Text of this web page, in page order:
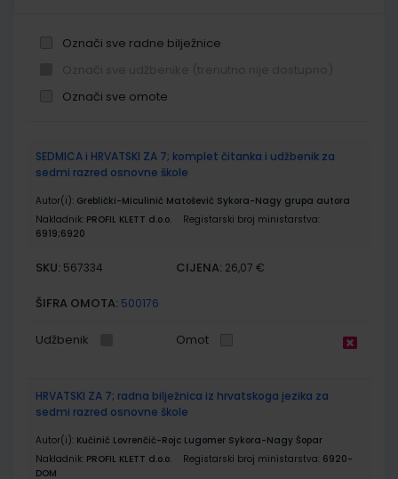
Označi sve radne bilježnice
Označi sve omote
proizvodi
SEDMICA i HRVATSKI ZA 7; komplet čitanka i udžbenik za
sedmi razred osnovne škole
Autor(i): Greblički-Miculinić Matošević Sykora-Nagy grupa autora
Nakladnik: PROFIL KLETT d.o.o.
Registarski broj ministarstva:
6919;6920
SKU: 567334 CIJENA: 26,07 €
ŠIFRA OMOTA: 500176
Udžbenik Omot
HRVATSKI ZA 7; radna bilježnica iz hrvatskoga jezika za
sedmi razred osnovne škole
Autor(i): Kučinić Lovrenčić-Rojc Lugomer Sykora-Nagy Šopar
Nakladnik: PROFIL KLETT d.o.o. Registarski broj ministarstva: 6920-
DOM